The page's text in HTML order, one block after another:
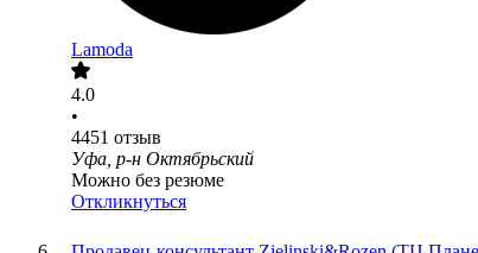
Lamoda
4.0
•
4451 отзыв
Уфа, р-н Октябрьский
Можно без резюме
Откликнуться